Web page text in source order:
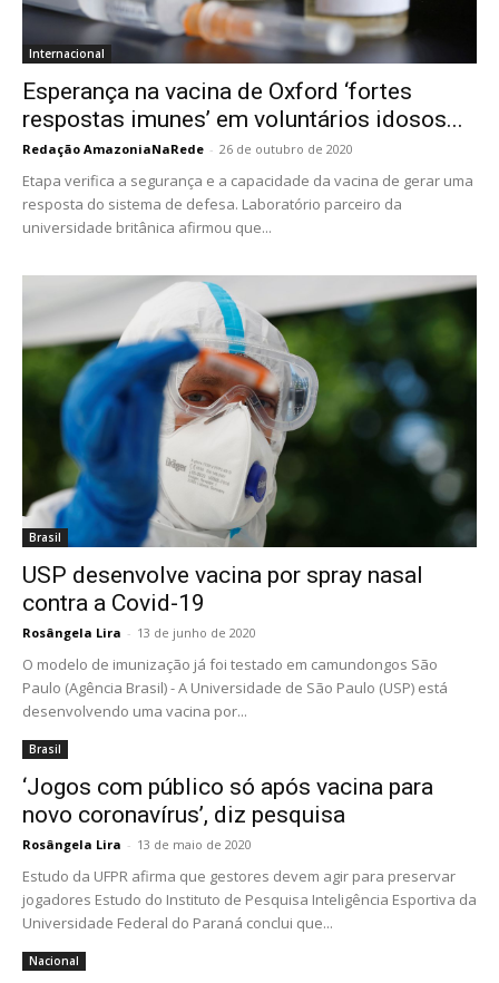
Internacional
Esperança na vacina de Oxford ‘fortes
respostas imunes’ em voluntários idosos...
Redação AmazoniaNaRede - 26 de outubro de 2020
Etapa verifica a segurança e a capacidade da vacina de gerar uma
resposta do sistema de defesa. Laboratório parceiro da
universidade britânica afirmou que...
Brasil
USP desenvolve vacina por spray nasal
contra a Covid-19
Rosângela Lira - 13 de junho de 2020
O modelo de imunização já foi testado em camundongos São
Paulo (Agência Brasil) - A Universidade de São Paulo (USP) está
desenvolvendo uma vacina por...
Brasil
‘Jogos com público só após vacina para
novo coronavírus’, diz pesquisa
Rosângela Lira - 13 de maio de 2020
Estudo da UFPR afirma que gestores devem agir para preservar
jogadores Estudo do Instituto de Pesquisa Inteligência Esportiva da
Universidade Federal do Paraná conclui que...
Nacional